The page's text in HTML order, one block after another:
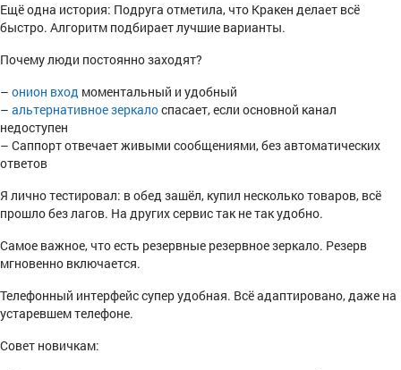
Ещё одна история: Подруга отметила, что Кракен делает всё
быстро. Алгоритм подбирает лучшие варианты.
Почему люди постоянно заходят?
– онион вход моментальный и удобный
– альтернативное зеркалоспасает, если основной канал
недоступен
– Саппорт отвечает живыми сообщениями, без автоматических
ответов
Я лично тестировал: в обед зашёл, купил несколько товаров, всё
прошло без лагов. На других сервис так не так удобно.
Самое важное, что есть резервные резервное зеркало. Резерв
мгновенно включается.
Телефонный интерфейс супер удобная. Всё адаптировано, даже на
устаревшем телефоне.
Совет новичкам: